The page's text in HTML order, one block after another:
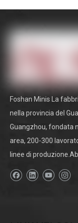
Foshan Minis La
nella provincia del
Guangzhou, fondata
area, 200-300
linee di